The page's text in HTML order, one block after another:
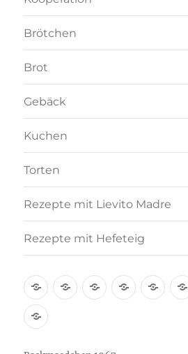
Brötchen
Brot
Gebäck
Kuchen
Torten
Rezepte mit Lievito Madre
Rezepte mit Hefeteig
Über Rezept-Kooperation
Brötchen
Brot
Rezepte